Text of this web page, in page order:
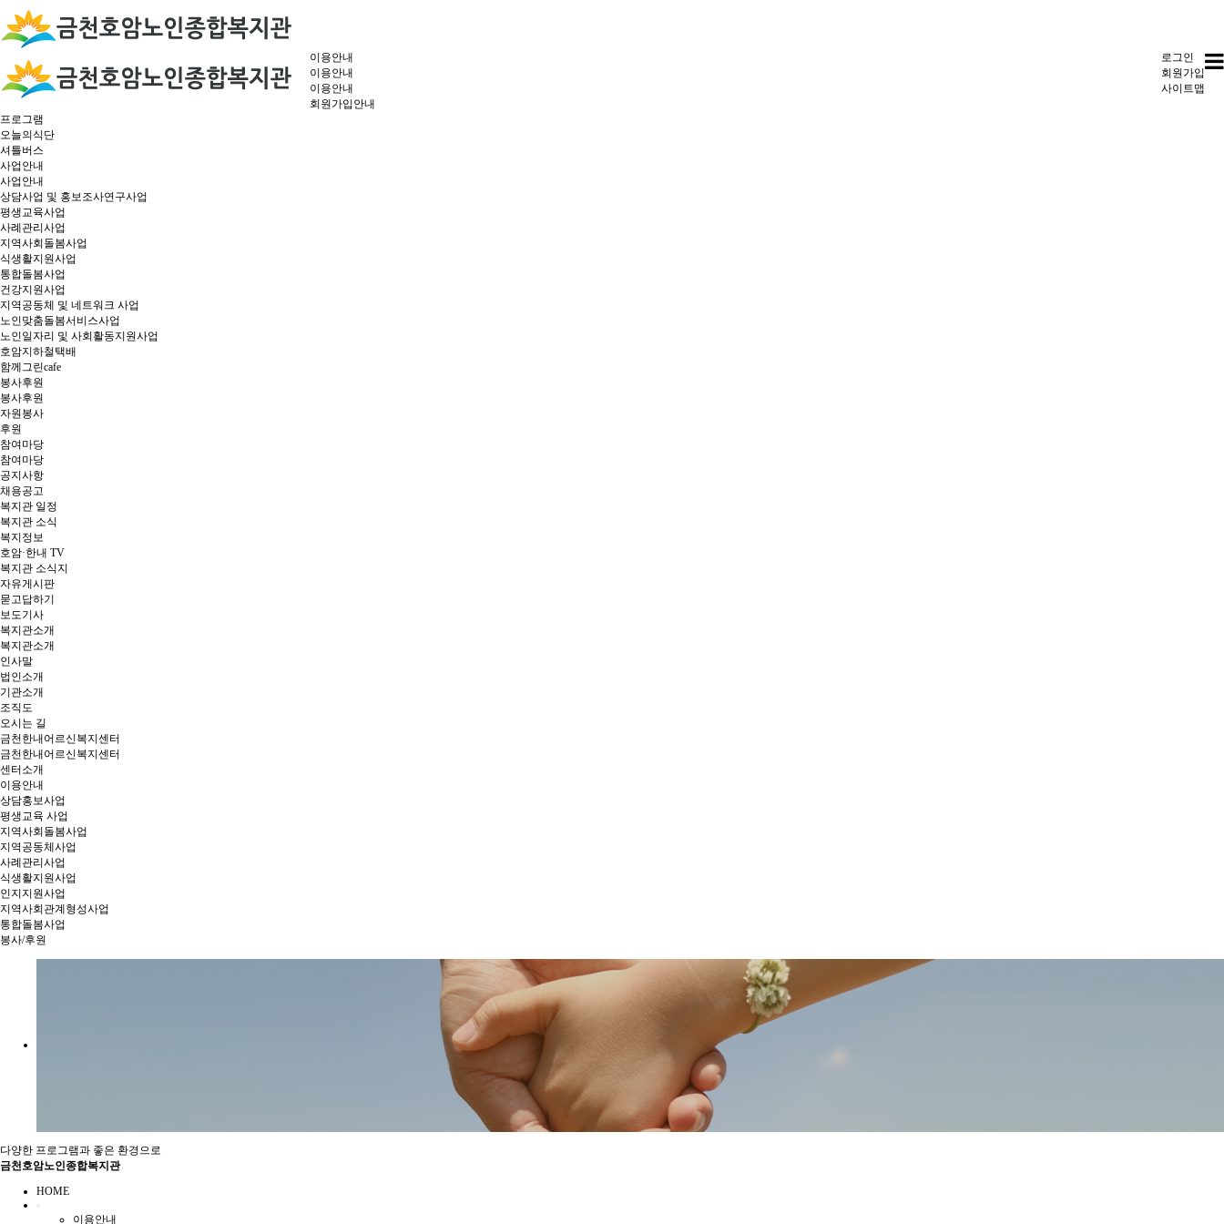
로그인
회원가입
사이트맵
이용안내
이용안내
이용안내
회원가입안내
프로그램
오늘의식단
셔틀버스
사업안내
사업안내
상담사업 및 홍보조사연구사업
평생교육사업
사례관리사업
지역사회돌봄사업
식생활지원사업
통합돌봄사업
건강지원사업
지역공동체 및 네트워크 사업
노인맞춤돌봄서비스사업
노인일자리 및 사회활동지원사업
호암지하철택배
함께그린cafe
봉사후원
봉사후원
자원봉사
후원
참여마당
참여마당
공지사항
채용공고
복지관 일정
복지관 소식
복지정보
호암·한내 TV
복지관 소식지
자유게시판
묻고답하기
보도기사
복지관소개
복지관소개
인사말
법인소개
기관소개
조직도
오시는 길
금천한내어르신복지센터
금천한내어르신복지센터
센터소개
이용안내
상담홍보사업
평생교육 사업
지역사회돌봄사업
지역공동체사업
사례관리사업
식생활지원사업
인지지원사업
지역사회관계형성사업
통합돌봄사업
봉사/후원
다양한 프로그램과 좋은 환경으로
금천호암노인종합복지관
HOME
이용안내